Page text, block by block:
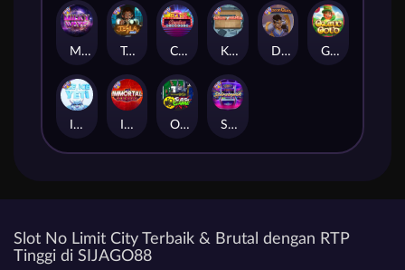
Casino Win Spin
Starstruck
Immortal Fruits
Tesla Jolt Dungeon Quest
Outsourced: Slash Game
Milky Ways Gaelic Gold
Kitchen Drama: Sushi Mania
Ice Ice Yeti
Slot No Limit City Terbaik & Brutal dengan RTP
Tinggi di SIJAGO88